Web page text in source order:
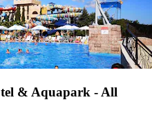
& Aquapark - All